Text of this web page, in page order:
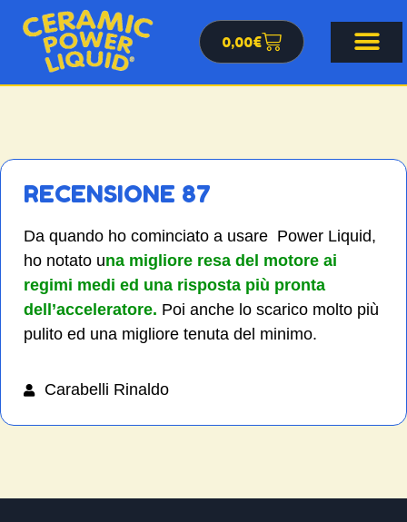
0,00€
RECENSIONE 87
Da quando ho cominciato a usare Power Liquid,
ho notato una migliore resa del motore ai
regimi medi ed una risposta più pronta
dell’acceleratore. Poi anche lo scarico molto più
pulito ed una migliore tenuta del minimo.
Carabelli Rinaldo